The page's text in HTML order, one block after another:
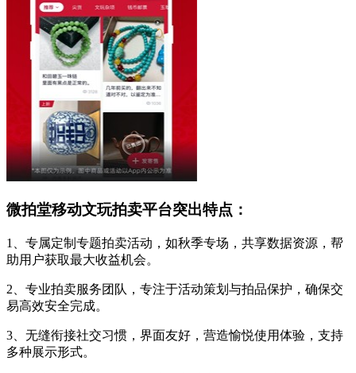
微拍堂移动文玩拍卖平台突出特点：
1、专属定制专题拍卖活动，如秋季专场，共享数据资源，帮
助用户获取最大收益机会。
2、专业拍卖服务团队，专注于活动策划与拍品保护，确保交
易高效安全完成。
3、无缝衔接社交习惯，界面友好，营造愉悦使用体验，支持
多种展示形式。